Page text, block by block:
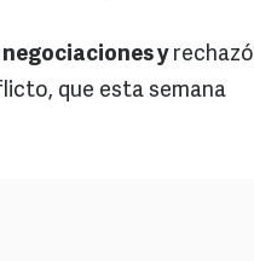
yrechazó
que esta semana